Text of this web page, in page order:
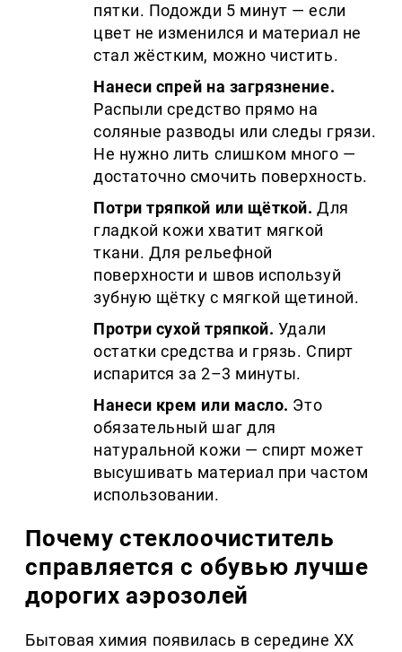
пятки. Подожди 5 минут — если
цвет не изменился и материал не
стал жёстким, можно чистить.
Нанеси спрей на загрязнение.
Распыли средство прямо на
соляные разводы или следы грязи.
Не нужно лить слишком много —
достаточно смочить поверхность.
Потри тряпкой или щёткой. Для
гладкой кожи хватит мягкой
ткани. Для рельефной
поверхности и швов используй
зубную щётку с мягкой щетиной.
Протри сухой тряпкой. Удали
остатки средства и грязь. Спирт
испарится за 2–3 минуты.
Нанеси крем или масло. Это
обязательный шаг для
натуральной кожи — спирт может
высушивать материал при частом
использовании.
Почему стеклоочиститель
справляется с обувью лучше
дорогих аэрозолей
Бытовая химия появилась в середине XX